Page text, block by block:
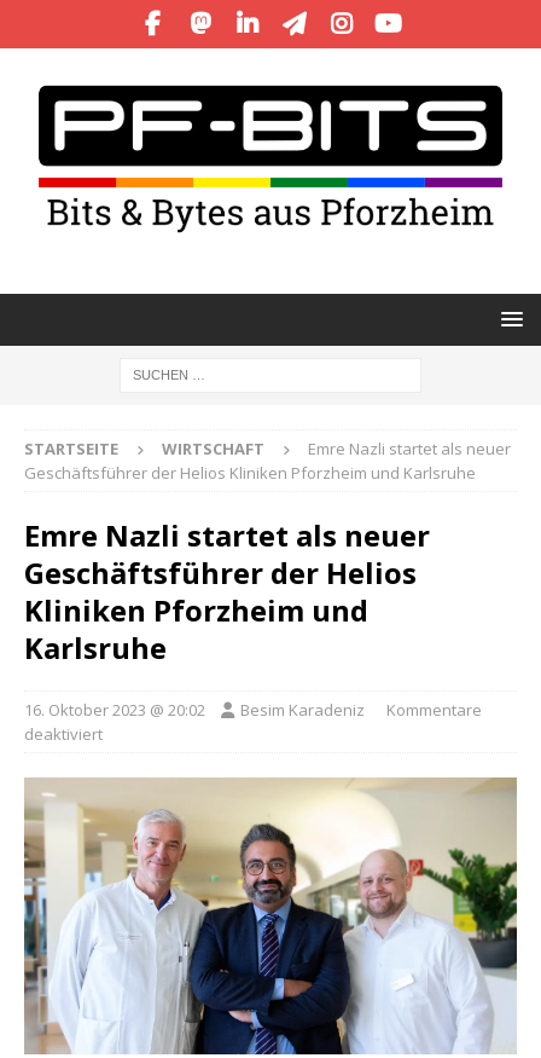
STARTSEITE WIRTSCHAFT
Emre Nazli startet als neuer
Geschäftsführer der Helios Kliniken Pforzheim und Karlsruhe
Emre Nazli startet als neuer
Geschäftsführer der Helios
Kliniken Pforzheim und
Karlsruhe
16. Oktober 2023 @ 20:02 Besim Karadeniz
Kommentare
deaktiviert